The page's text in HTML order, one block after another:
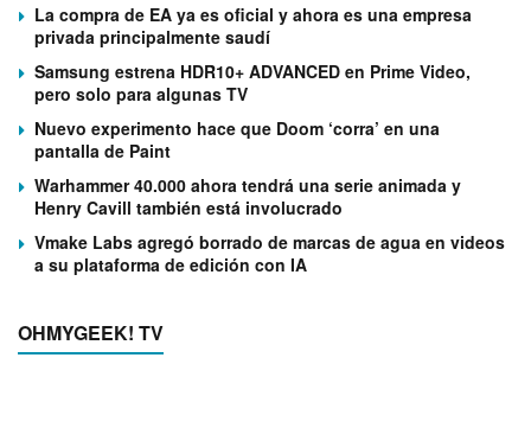
La compra de EA ya es oficial y ahora es una empresa
privada principalmente saudí
Samsung estrena HDR10+ ADVANCED en Prime Video,
pero solo para algunas TV
Nuevo experimento hace que Doom ‘corra’ en una
pantalla de Paint
Warhammer 40.000 ahora tendrá una serie animada y
Henry Cavill también está involucrado
Vmake Labs agregó borrado de marcas de agua en videos
a su plataforma de edición con IA
OHMYGEEK! TV